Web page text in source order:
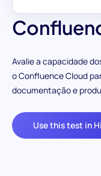
Avalie a capacidade
o Confluence Cloud
documentação e
Use this test in